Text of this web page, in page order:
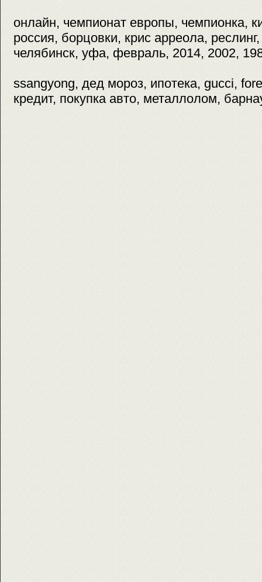
онлайн, чемпионат европы, чемпионка,
россия, борцовки, крис арреола,
челябинск, уфа, февраль, 2014, 2002,
ssangyong, дед мороз, ипотека, gucci,
кредит, покупка авто, металлолом,